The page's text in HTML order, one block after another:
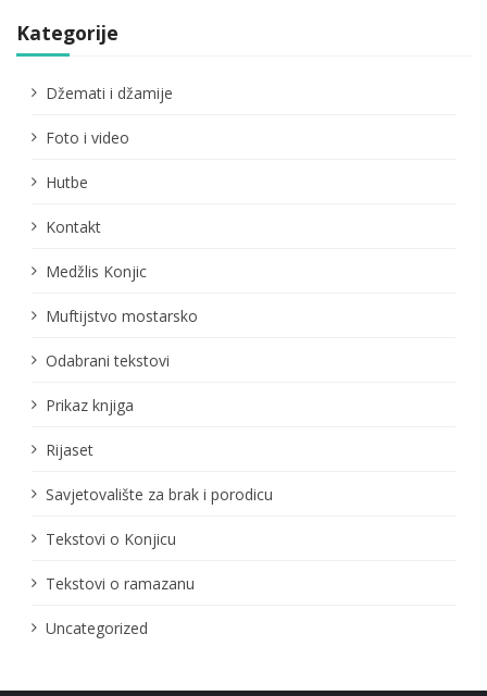
Kategorije
Džemati i džamije
Foto i video
Hutbe
Kontakt
Medžlis Konjic
Muftijstvo mostarsko
Odabrani tekstovi
Prikaz knjiga
Rijaset
Savjetovalište za brak i porodicu
Tekstovi o Konjicu
Tekstovi o ramazanu
Uncategorized